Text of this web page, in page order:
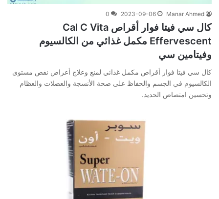
Manar Ahmed
2023-09-06
0
كال سي فيتا فوار أقراص Cal C Vita
Effervescent مكمل غذائي من الكالسيوم
وفيتامين سي
كال سي فيتا فوار أقراص مكمل غذائي لمنع وعلاج أعراض نقص مستوى
الكالسيوم في الجسم والحفاظ على صحة الأنسجة والعضلات والعظام
وتحسين امتصاص الحديد.